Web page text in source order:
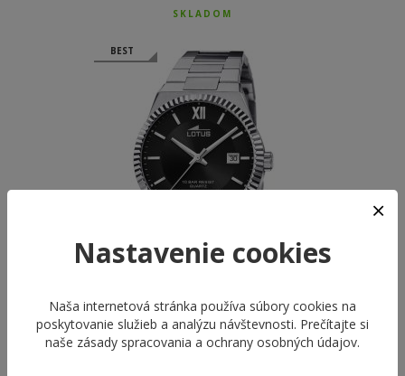
SKLADOM
BEST
LOTUS L18835/3
Nastavenie cookies
Naša internetová stránka používa súbory cookies na
poskytovanie služieb a analýzu návštevnosti. Prečítajte si
naše zásady spracovania a ochrany osobných údajov.